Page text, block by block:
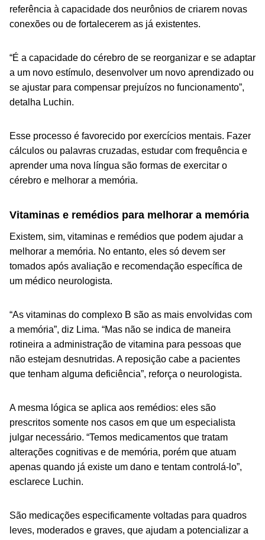
referência à capacidade dos neurônios de criarem novas
conexões ou de fortalecerem as já existentes.
“É a capacidade do cérebro de se reorganizar e se adaptar
a um novo estímulo, desenvolver um novo aprendizado ou
se ajustar para compensar prejuízos no funcionamento”,
detalha Luchin.
Esse processo é favorecido por exercícios mentais. Fazer
cálculos ou palavras cruzadas, estudar com frequência e
aprender uma nova língua são formas de exercitar o
cérebro e melhorar a memória.
Vitaminas e remédios para melhorar a memória
Existem, sim, vitaminas e remédios que podem ajudar a
melhorar a memória. No entanto, eles só devem ser
tomados após avaliação e recomendação específica de
um médico neurologista.
“As vitaminas do complexo B são as mais envolvidas com
a memória”, diz Lima. “Mas não se indica de maneira
rotineira a administração de vitamina para pessoas que
não estejam desnutridas. A reposição cabe a pacientes
que tenham alguma deficiência”, reforça o neurologista.
A mesma lógica se aplica aos remédios: eles são
prescritos somente nos casos em que um especialista
julgar necessário. “Temos medicamentos que tratam
alterações cognitivas e de memória, porém que atuam
apenas quando já existe um dano e tentam controlá-lo”,
esclarece Luchin.
São medicações especificamente voltadas para quadros
leves, moderados e graves, que ajudam a potencializar a